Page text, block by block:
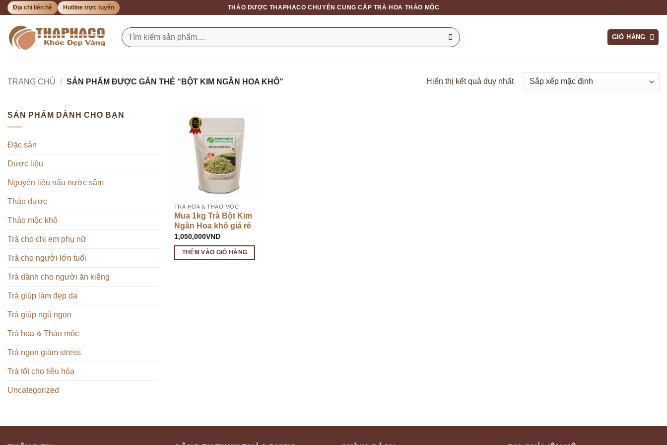
Bỏ
nội
dung
Địa chỉ liên hệ Hotline trực tuyến THẢO DƯỢC THAPHACO CHUYÊN CUNG CẤP TRÀ HOA THẢO MỘC
Tìm
kiếm:
GIỎ HÀNG
TRANG CHỦ / SẢN PHẨM ĐƯỢC GẮN THẺ “BỘT KIM NGÂN HOA KHÔ” Hiển thị kết quả duy nhất
SẢN PHẨM DÀNH CHO BẠN
Đặc sản
Dược liệu
Nguyên liệu nấu nước sâm
Thảo dược
Thảo mộc khô
Trà cho chị em phụ nữ
Trà cho người lớn tuổi
Trà dành cho người ăn kiêng
Trà giúp làm đẹp da
Trà giúp ngủ ngon
Trà hoa & Thảo mộc
Trà ngon giảm stress
Trà tốt cho tiêu hóa
Uncategorized
TRÀ HOA & THẢO MỘC
Mua 1kg Trà Bột Kim
Ngân Hoa khô giá rẻ
1,050,000VND
THÊM VÀO GIỎ HÀNG